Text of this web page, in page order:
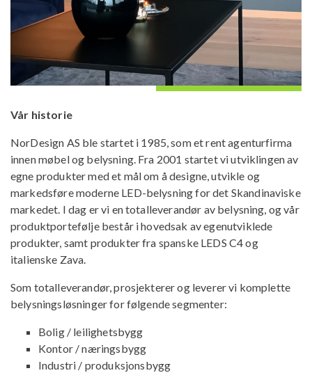
Vår historie
NorDesign AS ble startet i 1985, som et rent agenturfirma
innen møbel og belysning. Fra 2001 startet vi utviklingen av
egne produkter med et mål om å designe, utvikle og
markedsføre moderne LED-belysning for det Skandinaviske
markedet. I dag er vi en totalleverandør av belysning, og vår
produktportefølje består i hovedsak av egenutviklede
produkter, samt produkter fra spanske LEDS C4 og
italienske Zava.
Som totalleverandør, prosjekterer og leverer vi komplette
belysningsløsninger for følgende segmenter:
Bolig / leilighetsbygg
Kontor / næringsbygg
Industri / produksjonsbygg